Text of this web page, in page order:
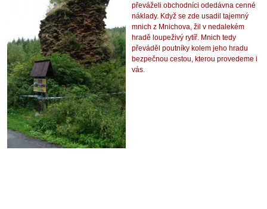
převáželi obchodníci odedávna cenné
náklady. Když se zde usadil tajemný
mnich z Mnichova, žil v nedalekém
hradě loupeživý rytíř. Mnich tedy
převáděl poutníky kolem jeho hradu
bezpečnou cestou, kterou provedeme i
vás.